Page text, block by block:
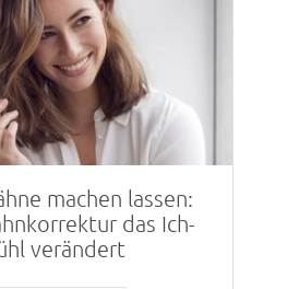
machen lassen:
das Ich-
verändert